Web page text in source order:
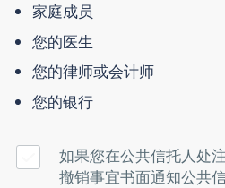
家庭成员
您的医生
您的律师或会计师
您的银行
如果您在公共信托人处
撤销事宜书面通知公共信